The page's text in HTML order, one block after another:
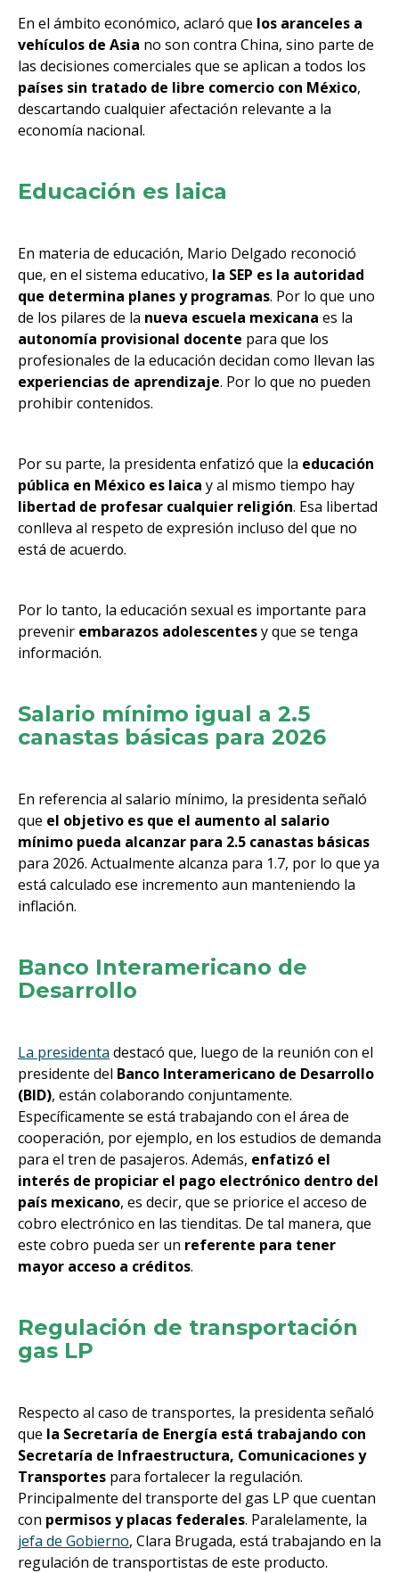
En el ámbito económico, aclaró que los aranceles a
vehículos de Asia no son contra China, sino parte de
las decisiones comerciales que se aplican a todos los
países sin tratado de libre comercio con México,
descartando cualquier afectación relevante a la
economía nacional.
Educación es laica
En materia de educación, Mario Delgado reconoció
que, en el sistema educativo, la SEP es la autoridad
que determina planes y programas. Por lo que uno
de los pilares de la nueva escuela mexicana es la
autonomía provisional docente para que los
profesionales de la educación decidan como llevan las
experiencias de aprendizaje. Por lo que no pueden
prohibir contenidos.
Por su parte, la presidenta enfatizó que la educación
pública en México es laica y al mismo tiempo hay
libertad de profesar cualquier religión. Esa libertad
conlleva al respeto de expresión incluso del que no
está de acuerdo.
Por lo tanto, la educación sexual es importante para
prevenir embarazos adolescentesy que se tenga
información.
Salario mínimo igual a 2.5
canastas básicas para 2026
En referencia al salario mínimo, la presidenta señaló
que el objetivo es que el aumento al salario
mínimo pueda alcanzar para 2.5 canastas básicas
para 2026. Actualmente alcanza para 1.7, por lo que ya
está calculado ese incremento aun manteniendo la
inflación.
Banco Interamericano de
Desarrollo
La presidenta destacó que, luego de la reunión con el
presidente del Banco Interamericano de Desarrollo
(BID), están colaborando conjuntamente.
Específicamente se está trabajando con el área de
cooperación, por ejemplo, en los estudios de demanda
para el tren de pasajeros. Además, enfatizó el
interés de propiciar el pago electrónico dentro del
país mexicano, es decir, que se priorice el acceso de
cobro electrónico en las tienditas. De tal manera, que
este cobro pueda ser un referente para tener
mayor acceso a créditos.
Regulación de transportación
gas LP
Respecto al caso de transportes, la presidenta señaló
que la Secretaría de Energía está trabajando con
Secretaría de Infraestructura, Comunicaciones y
Transportes para fortalecer la regulación.
Principalmente del transporte del gas LP que cuentan
con permisos y placas federales. Paralelamente, la
jefa de Gobierno, Clara Brugada, está trabajando en la
regulación de transportistas de este producto.